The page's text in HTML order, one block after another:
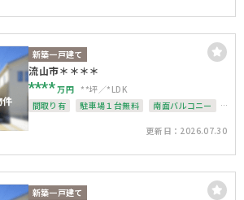
新築一戸建て
流山市＊＊＊＊
****万円 **坪
*LDK
間取り有
駐車場１台無料
南面バルコニー
更新日：2026.07.30
新築一戸建て